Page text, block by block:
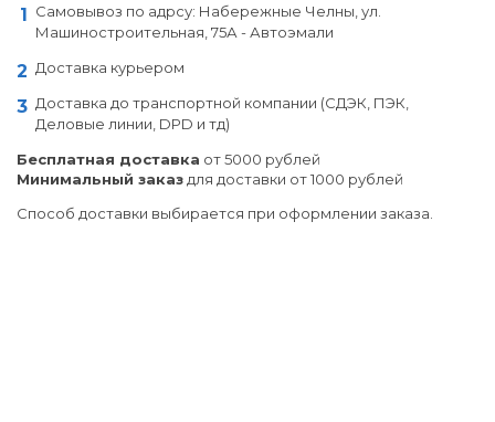
Самовывоз по адрсу: Набережные Челны, ул.
Машиностроительная, 75А - Автоэмали
Доставка курьером
Доставка до транспортной компании (СДЭК, ПЭК,
Деловые линии, DPD и тд)
Бесплатная доставка от 5000 рублей
Минимальный заказ для доставки от 1000 рублей
Способ доставки выбирается при оформлении заказа.